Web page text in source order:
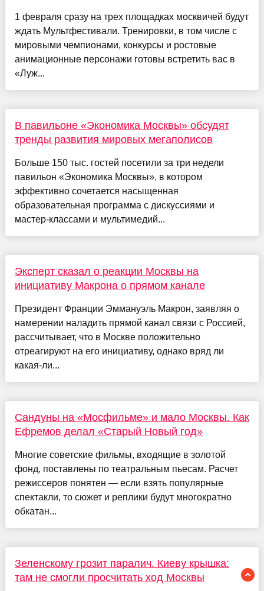
1 февраля сразу на трех площадках москвичей будут
ждать Мультфестивали. Тренировки, в том числе с
мировыми чемпионами, конкурсы и ростовые
анимационные персонажи готовы встретить вас в
«Луж...
В павильоне «Экономика Москвы» обсудят
тренды развития мировых мегаполисов
Больше 150 тыс. гостей посетили за три недели
павильон «Экономика Москвы», в котором
эффективно сочетается насыщенная
образовательная программа с дискуссиями и
мастер-классами и мультимедий...
Эксперт сказал о реакции Москвы на
инициативу Макрона о прямом канале
Президент Франции Эммануэль Макрон, заявляя о
намерении наладить прямой канал связи с Россией,
рассчитывает, что в Москве положительно
отреагируют на его инициативу, однако вряд ли
какая-ли...
Сандуны на «Мосфильме» и мало Москвы. Как
Ефремов делал «Старый Новый год»
Многие советские фильмы, входящие в золотой
фонд, поставлены по театральным пьесам. Расчет
режиссеров понятен — если взять популярные
спектакли, то сюжет и реплики будут многократно
обкатан...
Зеленскому грозит паралич. Киеву крышка:
там не смогли просчитать ход Москвы